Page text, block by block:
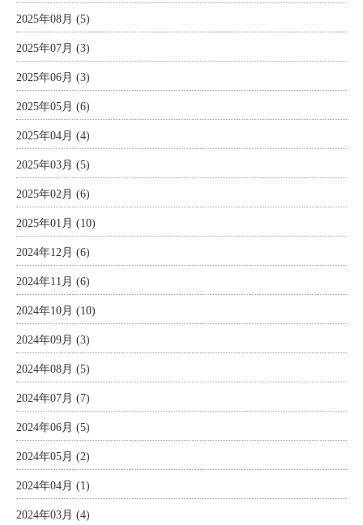
2025年08月 (5)
2025年07月 (3)
2025年06月 (3)
2025年05月 (6)
2025年04月 (4)
2025年03月 (5)
2025年02月 (6)
2025年01月 (10)
2024年12月 (6)
2024年11月 (6)
2024年10月 (10)
2024年09月 (3)
2024年08月 (5)
2024年07月 (7)
2024年06月 (5)
2024年05月 (2)
2024年04月 (1)
2024年03月 (4)